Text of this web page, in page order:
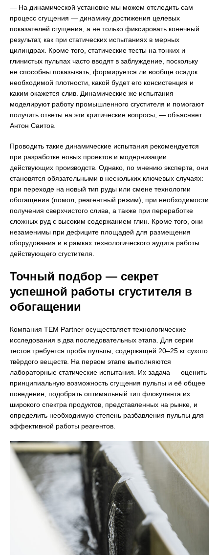
— На динамической установке мы можем отследить сам
процесс сгущения — динамику достижения целевых
показателей сгущения, а не только фиксировать конечный
результат, как при статических испытаниях в мерных
цилиндрах. Кроме того, статические тесты на тонких и
глинистых пульпах часто вводят в заблуждение, поскольку
не способны показывать, формируется ли вообще осадок
необходимой плотности, какой будет его консистенция и
каким окажется слив. Динамические же испытания
моделируют работу промышленного сгустителя и помогают
получить ответы на эти критические вопросы, — объясняет
Антон Саитов.
Проводить такие динамические испытания рекомендуется
при разработке новых проектов и модернизации
действующих производств. Однако, по мнению эксперта, они
становятся обязательными в нескольких ключевых случаях:
при переходе на новый тип руды или смене технологии
обогащения (помол, реагентный режим), при необходимости
получения сверхчистого слива, а также при переработке
сложных руд с высоким содержанием глин. Кроме того, они
незаменимы при дефиците площадей для размещения
оборудования и в рамках технологического аудита работы
действующего сгустителя.
Точный подбор — секрет
успешной работы сгустителя в
обогащении
Компания TEM Partner осуществляет технологические
исследования в два последовательных этапа. Для серии
тестов требуется проба пульпы, содержащей 20–25 кг сухого
твёрдого веществ. На первом этапе выполняются
лабораторные статические испытания. Их задача — оценить
принципиальную возможность сгущения пульпы и её общее
поведение, подобрать оптимальный тип флокулянта из
широкого спектра продуктов, представленных на рынке, и
определить необходимую степень разбавления пульпы для
эффективной работы реагентов.